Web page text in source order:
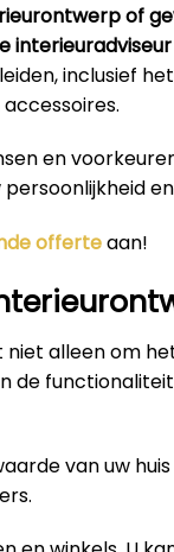
of
inclusief
en
offerteaan!
alleen om
de
van uw